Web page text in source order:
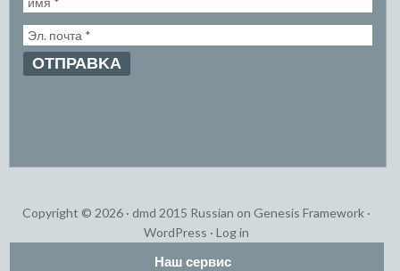
Copyright © 2026 · dmd 2015 Russian on Genesis Framework ·
WordPress · Log in
Наш сервис